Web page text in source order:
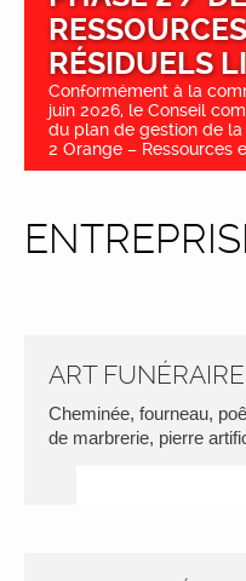
RÉSIDUELS
Conformément à la
juin 2026, le Conseil
du plan de gestion de la
2 Orange – Ressources
ART
Cheminée, fourneau,
de marbrerie, pierre